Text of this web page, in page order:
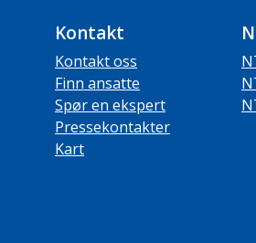
Kontakt
Kontakt oss
Finn ansatte
Spør en ekspert
Pressekontakter
Kart